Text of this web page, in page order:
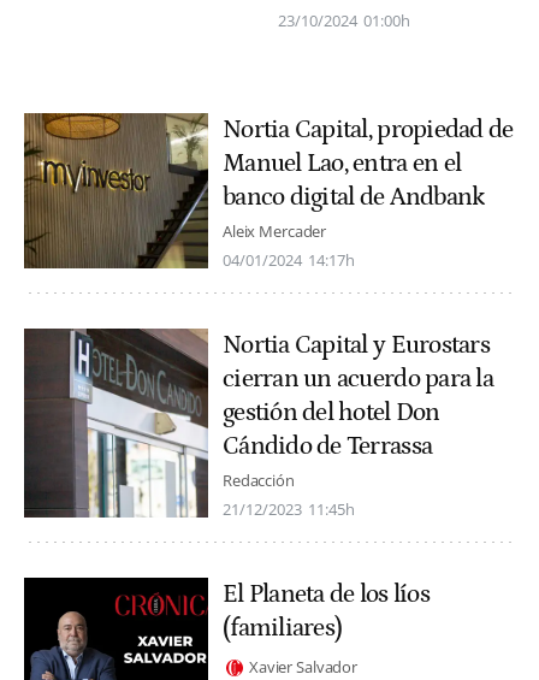
23/10/2024 01:00h
Nortia Capital, propiedad de
Manuel Lao, entra en el
banco digital de Andbank
Aleix Mercader
04/01/2024 14:17h
Nortia Capital y Eurostars
cierran un acuerdo para la
gestión del hotel Don
Cándido de Terrassa
Redacción
21/12/2023 11:45h
El Planeta de los líos
(familiares)
Xavier Salvador